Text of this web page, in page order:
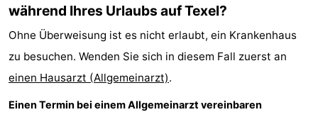
Koog
Oudeschild
-
Waal
Oosterend
Natur
Schönste
während Ihres Urlaubs auf Texel?
Ohne Überweisung ist es nicht erlaubt, ein Krankenhaus
zu besuchen. Wenden Sie sich in diesem Fall zuerst an
einen Hausarzt (Allgemeinarzt).
Einen Termin bei einem Allgemeinarzt vereinbaren